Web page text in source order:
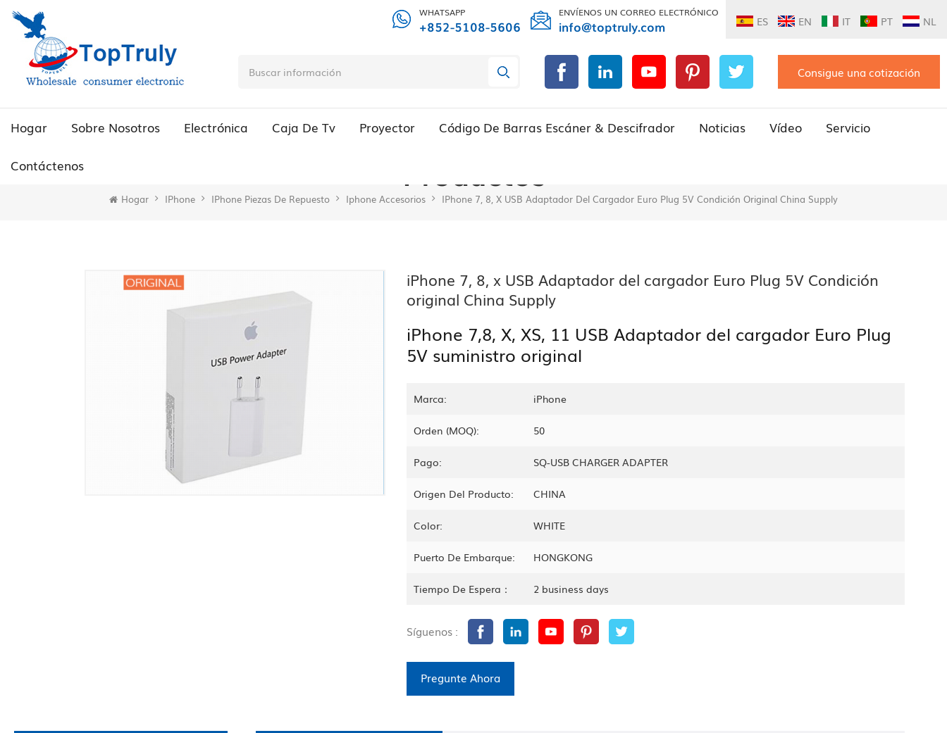
ES EN IT PT NL
WHATSAPP
+852-5108-5606
ENVÍENOS UN CORREO ELECTRÓNICO
info@toptruly.com
Consigue una cotización
Hogar Sobre Nosotros Electrónica Caja De Tv Proyector Código De Barras Escáner & Descifrador Noticias Vídeo Servicio
Contáctenos Productos
Hogar IPhone IPhone Piezas De Repuesto Iphone Accesorios IPhone 7, 8, X USB Adaptador Del Cargador Euro Plug 5V Condición Original China Supply
iPhone 7, 8, x USB Adaptador del cargador Euro Plug 5V Condición
original China Supply
iPhone 7,8, X, XS, 11 USB Adaptador del cargador Euro Plug
5V suministro original
Marca: iPhone
Orden (MOQ): 50
Pago: SQ-USB CHARGER ADAPTER
Origen Del Producto: CHINA
Color: WHITE
Puerto De Embarque: HONGKONG
Tiempo De Espera： 2 business days
Síguenos :
Pregunte Ahora